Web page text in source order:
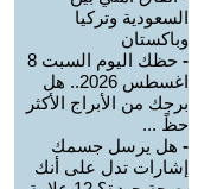
السعودية وتركيا
وباكستان
-
حظك اليوم السبت 8
اغسطس 2026.. هل
برجك من الأبراج الأكثر
حظً ...
- هل يرسل جسمك
إشارات تدل على أنك